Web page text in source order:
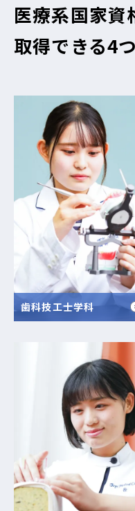
医療系国家資
取得できる4
歯科技工士学科